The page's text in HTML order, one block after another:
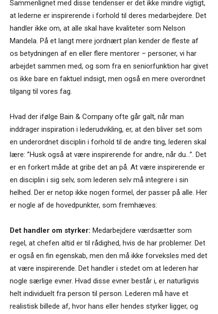
Sammenlignet med disse tendenser er det ikke mindre vigtigt,
at lederne er inspirerende i forhold til deres medarbejdere. Det
handler ikke om, at alle skal have kvaliteter som Nelson
Mandela. På et langt mere jordnært plan kender de fleste af
os betydningen af en eller flere mentorer – personer, vi har
arbejdet sammen med, og som fra en seniorfunktion har givet
os ikke bare en faktuel indsigt, men også en mere overordnet
tilgang til vores fag.
Hvad der ifølge Bain & Company ofte går galt, når man
inddrager inspiration i lederudvikling, er, at den bliver set som
en underordnet disciplin i forhold til de andre ting, lederen skal
lære: ”Husk også at være inspirerende for andre, når du…”. Det
er en forkert måde at gribe det an på. At være inspirerende er
en disciplin i sig selv, som lederen selv må integrere i sin
helhed. Der er netop ikke nogen formel, der passer på alle. Her
er nogle af de hovedpunkter, som fremhæves:
Det handler om styrker: Medarbejdere værdsætter som
regel, at chefen altid er til rådighed, hvis de har problemer. Det
er også en fin egenskab, men den må ikke forveksles med det
at være inspirerende. Det handler i stedet om at lederen har
nogle særlige evner. Hvad disse evner består i, er naturligvis
helt individuelt fra person til person. Lederen må have et
realistisk billede af, hvor hans eller hendes styrker ligger, og